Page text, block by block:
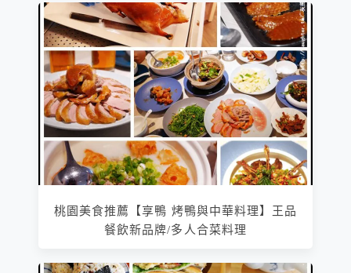
桃園美食推薦【享鴨 烤鴨與中華料理】王品
餐飲新品牌/多人合菜料理